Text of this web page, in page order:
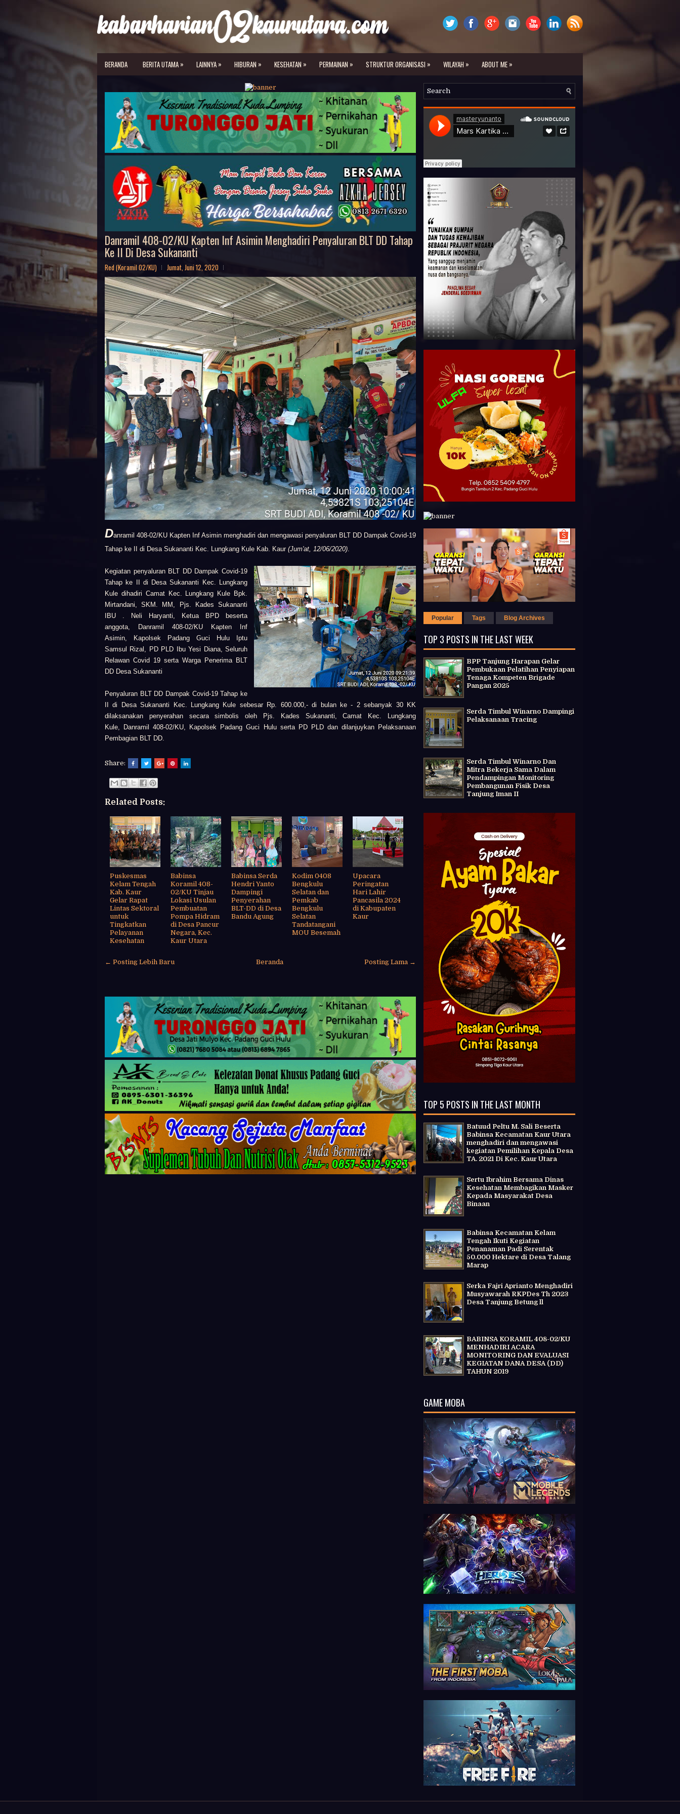
BERANDA BERITA UTAMA » LAINNYA » HIBURAN » KESEHATAN » PERMAINAN » STRUKTUR ORGANISASI » WILAYAH » ABOUT ME »
Danramil 408-02/KU Kapten Inf Asimin Menghadiri Penyaluran BLT DD Tahap
Ke II Di Desa Sukananti
Red (Koramil 02/KU) Jumat, Juni 12, 2020
Danramil 408-02/KU Kapten Inf Asimin menghadiri dan mengawasi penyaluran BLT DD Dampak Covid-19
Tahap ke II di Desa Sukananti Kec. Lungkang Kule Kab. Kaur(Jum'at, 12/06/2020).
Kegiatan penyaluran BLT DD Dampak Covid-19
Tahap ke II di Desa Sukananti Kec. Lungkang
Kule dihadiri Camat Kec. Lungkang Kule Bpk.
Mirtandani, SKM. MM,
Pjs. Kades Sukananti
IBU . Neli Haryanti,
Ketua BPD beserta
anggota,
Danramil 408-02/KU
Kapten Inf
Asimin,
Kapolsek Padang Guci Hulu Iptu
Samsul Rizal, PD PLD Ibu Yesi Diana,Seluruh
Relawan Covid 19 serta Warga Penerima BLT
DD Desa Sukananti
Penyaluran BLT DD Dampak Covid-19 Tahap ke
II di Desa Sukananti Kec. Lungkang Kule sebesar Rp. 600.000,- di bulan ke - 2 sebanyak 30 KK
dilaksanakan penyerahan secara simbolis oleh Pjs. Kades Sukananti,Camat Kec. Lungkang
Kule,
Danramil 408-02/KU, Kapolsek Padang Guci Hulu serta PD PLD dan dilanjuykan Pelaksanaan
Pembagian BLT DD.
Share:
Related Posts:
Puskesmas
Kelam Tengah
Kab. Kaur
Gelar Rapat
Lintas Sektoral
untuk
Tingkatkan
Pelayanan
Kesehatan
Babinsa
Koramil 408-
02/KU Tinjau
Lokasi Usulan
Pembuatan
Pompa Hidram
di Desa Pancur
Negara, Kec.
Kaur Utara
Babinsa Serda
Hendri Yanto
Dampingi
Penyerahan
BLT-DD di Desa
Bandu Agung
Kodim 0408
Bengkulu
Selatan dan
Pemkab
Bengkulu
Selatan
Tandatangani
MOU Besemah
Upacara
Peringatan
Hari Lahir
Pancasila 2024
di Kabupaten
Kaur
← Posting Lebih Baru Posting Lama →
Beranda
Popular Tags Blog Archives
TOP 3 POSTS IN THE LAST WEEK
BPP Tanjung Harapan Gelar
Pembukaan Pelatihan Penyiapan
Tenaga Kompeten Brigade
Pangan 2025
Serda Timbul Winarno Dampingi
Pelaksanaan Tracing
Serda Timbul Winarno Dan
Mitra Bekerja Sama Dalam
Pendampingan Monitoring
Pembangunan Fisik Desa
Tanjung Iman II
TOP 5 POSTS IN THE LAST MONTH
Batuud Peltu M. Sali Beserta
Babinsa Kecamatan Kaur Utara
menghadiri dan mengawasi
kegiatan Pemilihan Kepala Desa
TA. 2021 Di Kec. Kaur Utara
Sertu Ibrahim Bersama Dinas
Kesehatan Membagikan Masker
Kepada Masyarakat Desa
Binaan
Babinsa Kecamatan Kelam
Tengah Ikuti Kegiatan
Penanaman Padi Serentak
50.000 Hektare di Desa Talang
Marap
Serka Fajri Aprianto Menghadiri
Musyawarah RKPDes Th 2023
Desa Tanjung Betung ll
BABINSA KORAMIL 408-02/KU
MENHADIRI ACARA
MONITORING DAN EVALUASI
KEGIATAN DANA DESA (DD)
TAHUN 2019
GAME MOBA